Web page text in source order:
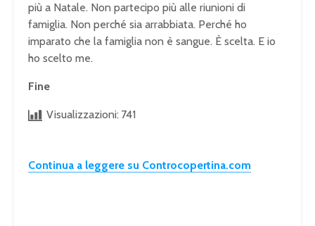
più a Natale. Non partecipo più alle riunioni di
famiglia. Non perché sia arrabbiata. Perché ho
imparato che la famiglia non è sangue. È scelta. E io
ho scelto me.
Fine
Visualizzazioni: 741
Continua a leggere su Controcopertina.com